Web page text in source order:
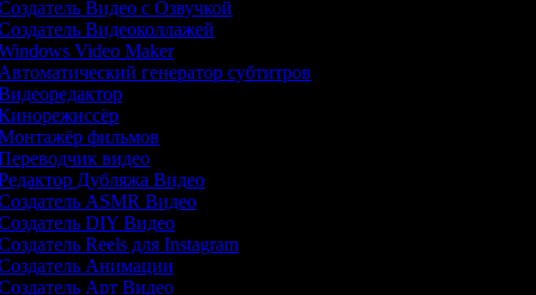
Видео с Озвучкой
Видеоколлажей
Video Maker
генератор субтитров
фильмов
видео
Дубляжа Видео
ASMR Видео
DIY Видео
Reels для Instagram
Анимации
Арт Видео